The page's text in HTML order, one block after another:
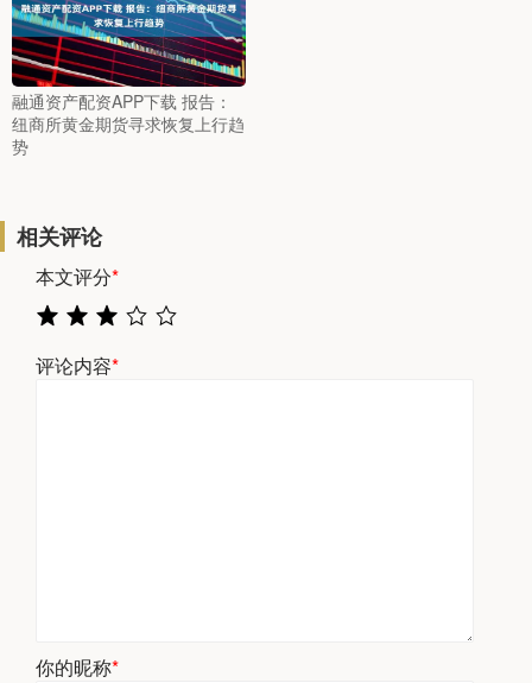
融通资产配资APP下载 报告：
纽商所黄金期货寻求恢复上行趋
势
相关评论
本文评分*
评论内容*
你的昵称*